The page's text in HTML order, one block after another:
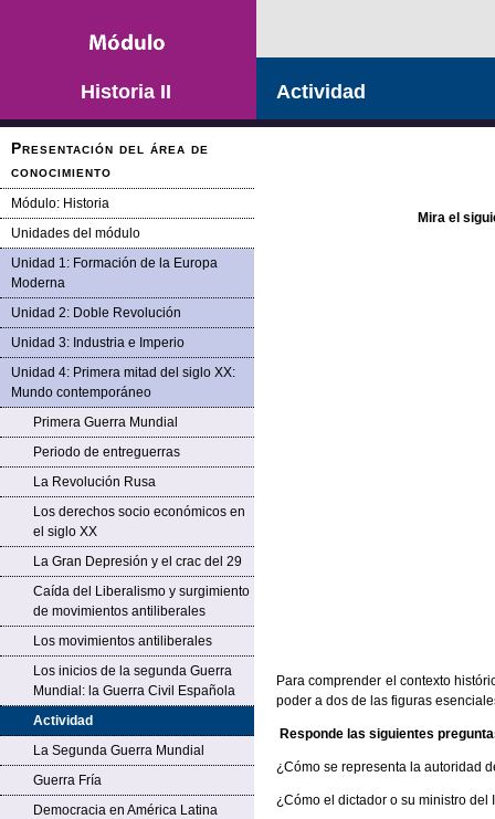
Historia II
Presentación del área de
conocimiento
Módulo: Historia
Unidades del módulo
Unidad 1: Formación de la Europa
Moderna
Unidad 2: Doble Revolución
Unidad 3: Industria e Imperio
Unidad 4: Primera mitad del siglo XX:
Mundo contemporáneo
Primera Guerra Mundial
Periodo de entreguerras
La Revolución Rusa
Los derechos socio económicos en
el siglo XX
La Gran Depresión y el crac del 29
Caída del Liberalismo y surgimiento
de movimientos antiliberales
Los movimientos antiliberales
Los inicios de la segunda Guerra
Mundial: la Guerra Civil Española
Actividad
La Segunda Guerra Mundial
Guerra Fría
Democracia en América Latina
Actividad
Mira el
Para comprender el contexto
poder a dos de las figuras
Responde las siguientes
¿Cómo se representa la autoridad
¿Cómo el dictador o su ministro